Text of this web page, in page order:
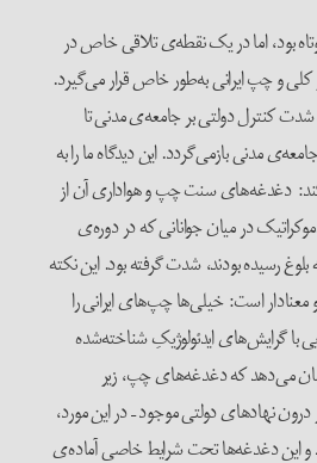
بود، اما در یک نقطه‌ی تلاقی خاص در
و چپ ایرانی به‌طور خاص قرار می‌گیرد.
شدت کنترل دولتی بر جامعه‌ی مدنی تا
مدنی بازمی‌گردد. این دیدگاه ما را به
دغدغه‌های سنت چپ و هواداری آن از
در میان جوانانی که در دوره‌ی
(۱۳۷۶-۱۳۸۴) به بلوغ رسیده بودند، شدت گرفته بود. این نکته
است: خیلی‌ها چپ‌های ایرانی را
با گرایش‌های ایدئولوژیکِ شناخته‌شده
می‌دهد که دغدغه‌های چپ، زیر
نهادهای دولتی موجود – در این مورد،
و این دغدغه‌ها تحت شرایط خاصی آماده‌ی